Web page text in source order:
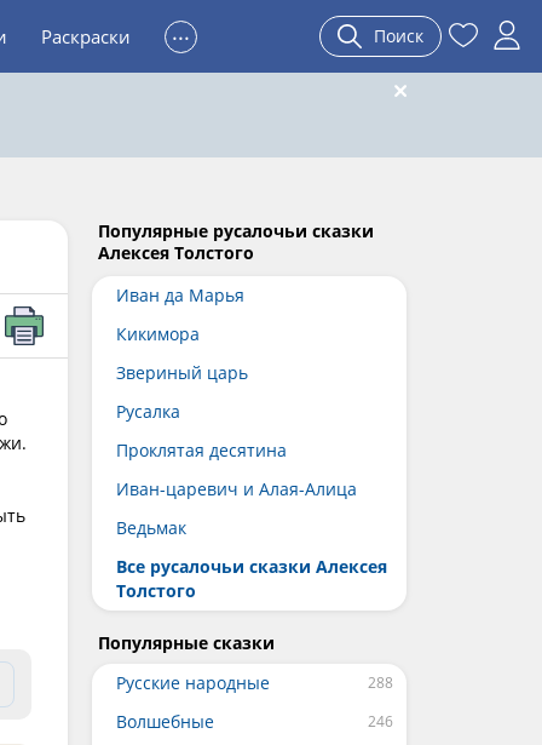
Раскраски ... Поиск
Популярные русалочьи сказки
Алексея Толстого
Иван да Марья
Кикимора
Звериный царь
Русалка
Проклятая десятина
Иван-царевич и Алая-Алица
Ведьмак
Все русалочьи сказки Алексея
Толстого
Популярные сказки
Русские народные
Волшебные